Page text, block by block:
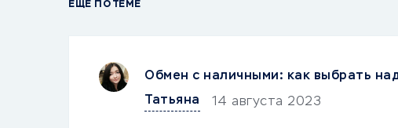
ЕЩЕ ПО ТЕМЕ
Обмен с наличными: как выбрать
Татьяна
14 августа 2023